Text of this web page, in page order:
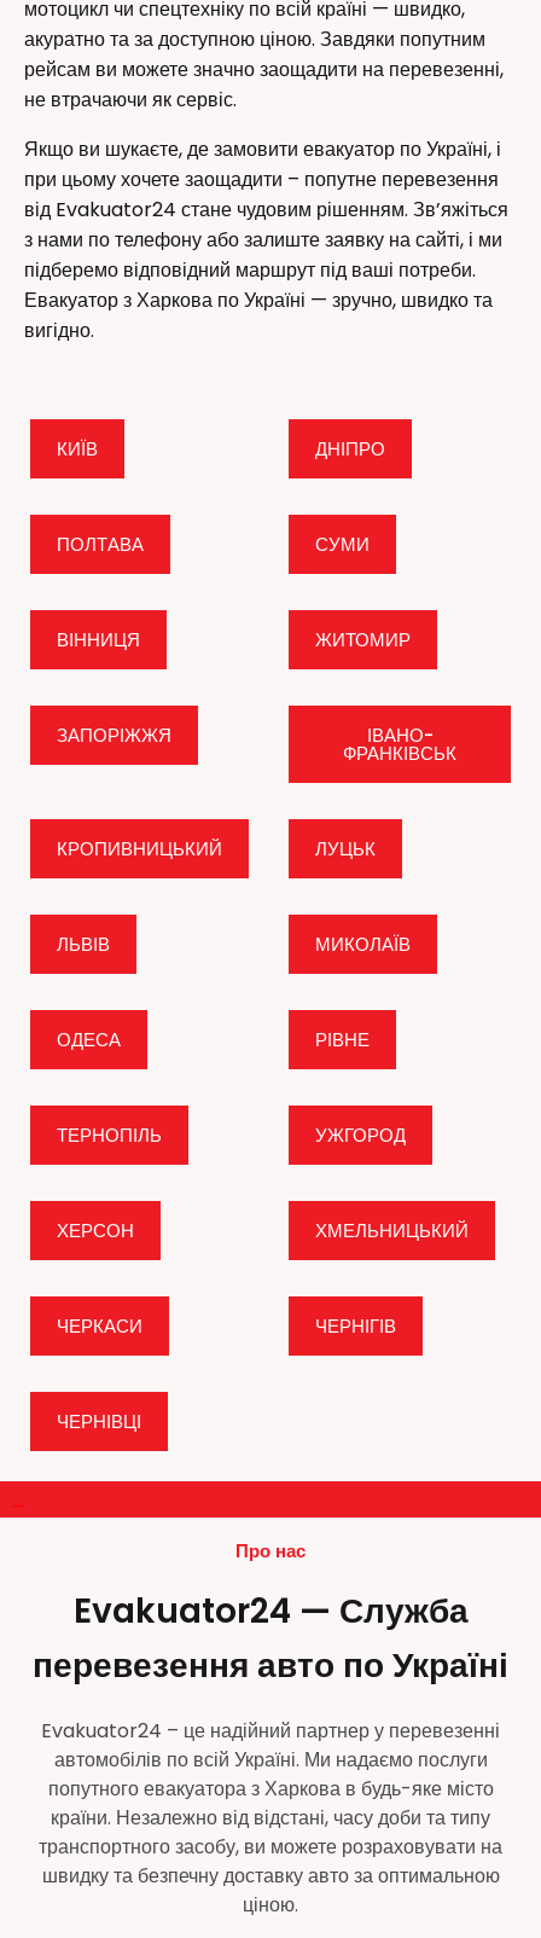
мотоцикл чи спецтехніку по всій країні — швидко,
акуратно та за доступною ціною. Завдяки попутним
рейсам ви можете значно заощадити на перевезенні,
не втрачаючи як сервіс.
Якщо ви шукаєте, де замовити евакуатор по Україні, і
при цьому хочете заощадити – попутне перевезення
від Evakuator24 стане чудовим рішенням. Зв’яжіться
з нами по телефону або залиште заявку на сайті, і ми
підберемо відповідний маршрут під ваші потреби.
Евакуатор з Харкова по Україні — зручно, швидко та
вигідно.
КИЇВ ДНІПРО
ПОЛТАВА СУМИ
ВІННИЦЯ ЖИТОМИР
ЗАПОРІЖЖЯ ІВАНО-
ФРАНКІВСЬК
КРОПИВНИЦЬКИЙ ЛУЦЬК
ЛЬВІВ МИКОЛАЇВ
ОДЕСА РІВНЕ
ТЕРНОПІЛЬ УЖГОРОД
ХЕРСОН ХМЕЛЬНИЦЬКИЙ
ЧЕРКАСИ ЧЕРНІГІВ
ЧЕРНІВЦІ
–
Про нас
Evakuator24 — Служба
перевезення авто по Україні
Evakuator24 – це надійний партнер у перевезенні
автомобілів по всій Україні. Ми надаємо послуги
попутного евакуатора з Харкова в будь-яке місто
країни. Незалежно від відстані, часу доби та типу
транспортного засобу, ви можете розраховувати на
швидку та безпечну доставку авто за оптимальною
ціною.